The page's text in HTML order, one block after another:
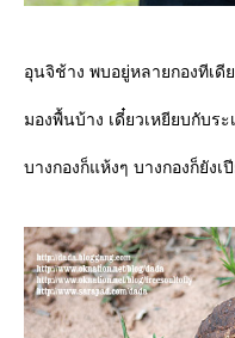
อุนจิช้าง พบอยู่หลายกองทีเดี
มองพื้นบ้าง เดี๋ยวเหยียบกับระ
บางกองก็แห้งๆ บางกองก็ยัง